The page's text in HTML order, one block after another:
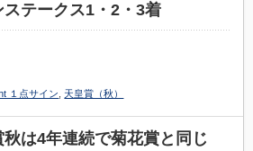
ステークス1・2・3着
１点サイン 天皇賞（秋）
秋は4年連続で菊花賞と同じ